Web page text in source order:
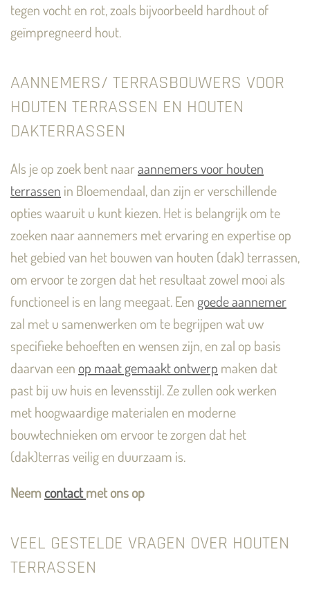
tegen vocht en rot, zoals bijvoorbeeld hardhout of
geïmpregneerd hout.
AANNEMERS/ TERRASBOUWERS VOOR
HOUTEN TERRASSEN EN HOUTEN
DAKTERRASSEN
Als je op zoek bent naaraannemers voor houten
terrassen in Bloemendaal, dan zijn er verschillende
opties waaruit u kunt kiezen. Het is belangrijk om te
zoeken naar aannemers met ervaring en expertise op
het gebied van het bouwen van houten (dak) terrassen,
om ervoor te zorgen dat het resultaat zowel mooi als
functioneel is en lang meegaat. Een goede aannemer
zal met u samenwerken om te begrijpen wat uw
specifieke behoeften en wensen zijn, en zal op basis
daarvan een op maat gemaakt ontwerp maken dat
past bij uw huis en levensstijl. Ze zullen ook werken
met hoogwaardige materialen en moderne
bouwtechnieken om ervoor te zorgen dat het
(dak)terras veilig en duurzaam is.
Neemcontactmet ons op
VEEL GESTELDE VRAGEN OVER HOUTEN
TERRASSEN